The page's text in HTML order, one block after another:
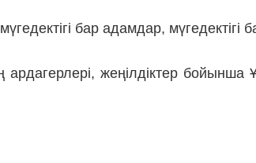
бар адамдар,
жеңілдіктер бойынша